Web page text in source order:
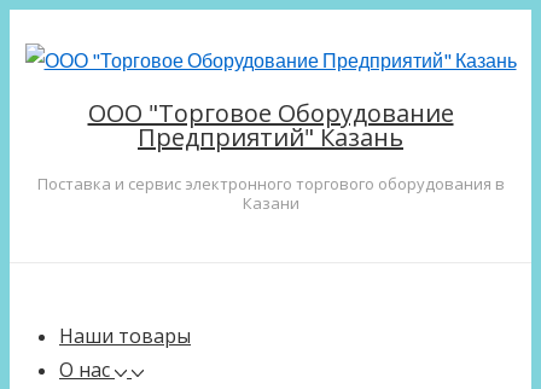
Перейти
основномуООО "Торговое Оборудование
Предприятий" Казань
Поставка и сервис электронного торгового оборудования в
Казани
Navigation
Наши товары
О нас